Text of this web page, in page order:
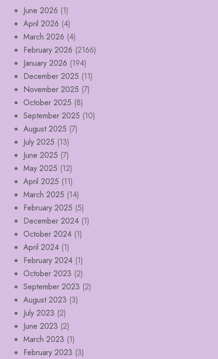
June 2026 (1)
April 2026 (4)
March 2026 (4)
February 2026 (2166)
January 2026 (194)
December 2025 (11)
November 2025 (7)
October 2025 (8)
September 2025 (10)
August 2025 (7)
July 2025 (13)
June 2025 (7)
May 2025 (12)
April 2025 (11)
March 2025 (14)
February 2025 (5)
December 2024 (1)
October 2024 (1)
April 2024 (1)
February 2024 (1)
October 2023 (2)
September 2023 (2)
August 2023 (3)
July 2023 (2)
June 2023 (2)
March 2023 (1)
February 2023 (3)